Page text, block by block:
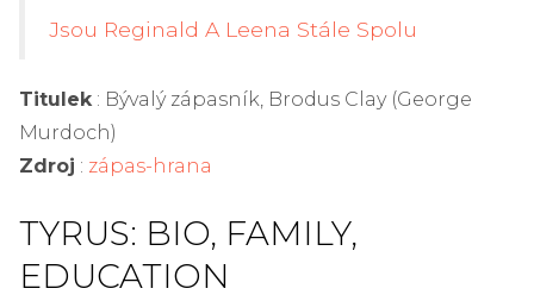
Jsou Reginald A Leena Stále Spolu
Titulek : Bývalý zápasník, Brodus Clay (George
Murdoch)
Zdroj : zápas-hrana
TYRUS: BIO, FAMILY,
EDUCATION